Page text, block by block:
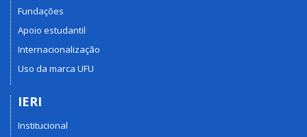
Fundações
Apoio estudantil
Internacionalização
Uso da marca UFU
IERI
Institucional